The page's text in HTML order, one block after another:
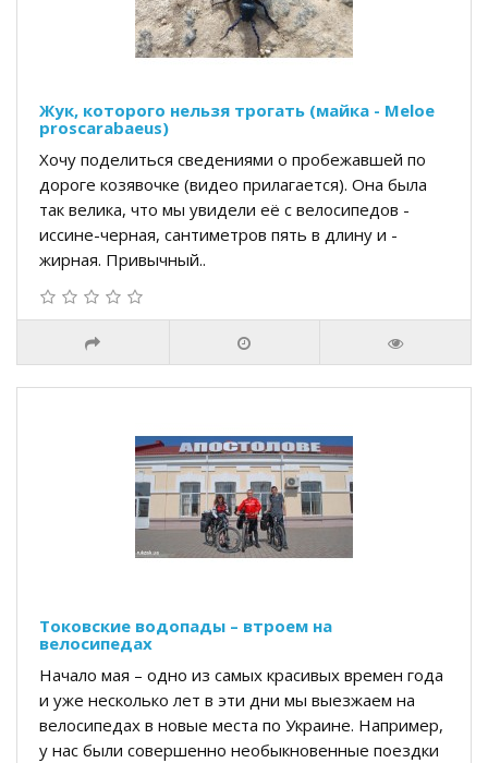
Жук, которого нельзя трогать (майка - Meloe
proscarabaeus)
Хочу поделиться сведениями о пробежавшей по
дороге козявочке (видео прилагается). Она была
так велика, что мы увидели её с велосипедов -
иссине-черная, сантиметров пять в длину и -
жирная. Привычный..
Токовские водопады – втроем на
велосипедах
Начало мая – одно из самых красивых времен года
и уже несколько лет в эти дни мы выезжаем на
велосипедах в новые места по Украине. Например,
у нас были совершенно необыкновенные поездки